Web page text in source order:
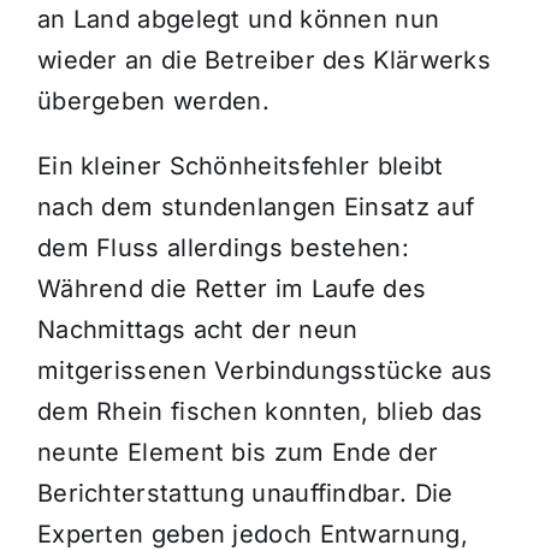
an Land abgelegt und können nun
wieder an die Betreiber des Klärwerks
übergeben werden.
Ein kleiner Schönheitsfehler bleibt
nach dem stundenlangen Einsatz auf
dem Fluss allerdings bestehen:
Während die Retter im Laufe des
Nachmittags acht der neun
mitgerissenen Verbindungsstücke aus
dem Rhein fischen konnten, blieb das
neunte Element bis zum Ende der
Berichterstattung unauffindbar. Die
Experten geben jedoch Entwarnung,